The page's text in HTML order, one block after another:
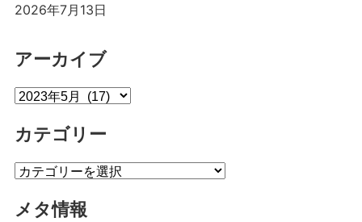
2026年7月13日
アーカイブ
ア
カ
ブ
カテゴリー
カ
ゴ
メタ情報